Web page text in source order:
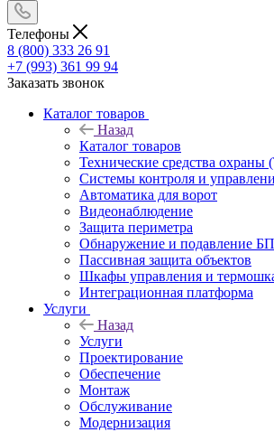
Телефоны
8 (800) 333 26 91
+7 (993) 361 99 94
Заказать звонок
Каталог товаров
Назад
Каталог товаров
Технические средства
Системы контроля и
Автоматика для ворот
Видеонаблюдение
Защита периметра
Обнаружение и подавление
Пассивная защита объектов
Шкафы управления и
Интеграционная платформа
Услуги
Назад
Услуги
Проектирование
Обеспечение
Монтаж
Обслуживание
Модернизация